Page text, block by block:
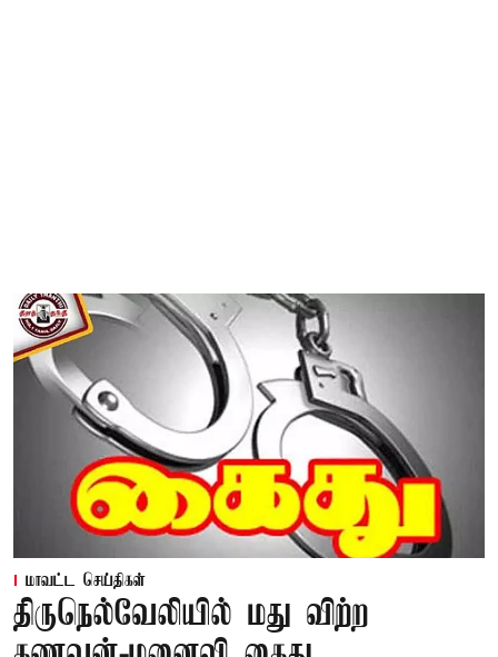
மாவட்ட செய்திகள்
திருநெல்வேலியில் மது விற்ற